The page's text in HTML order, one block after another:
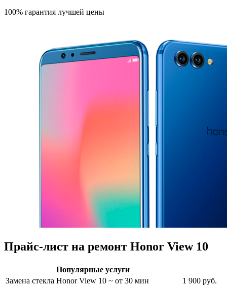
100% гарантия лучшей цены
Прайс-лист на ремонт Honor View 10
Популярные услуги
Замена стекла Honor View 10 ~ от 30 мин
1 900 руб.